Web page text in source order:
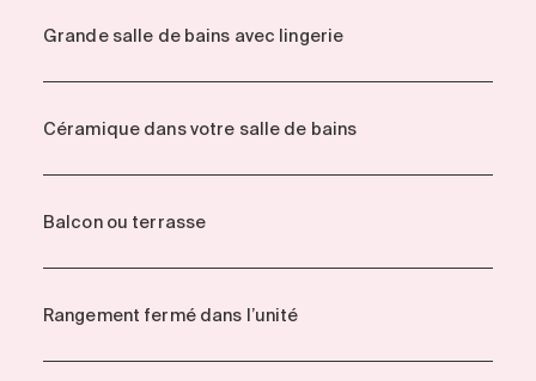
Grande salle de bains avec lingerie
Céramique dans votre salle de bains
Balcon ou terrasse
Rangement fermé dans l’unité